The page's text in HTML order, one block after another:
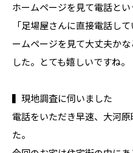
ホームページを見て電話とい
「足場屋さんに直接電話し
ームページを見て大丈夫か
した。とても嬉しいですね。
▍現地調査に伺いました
電話をいただき早速、大河
た。